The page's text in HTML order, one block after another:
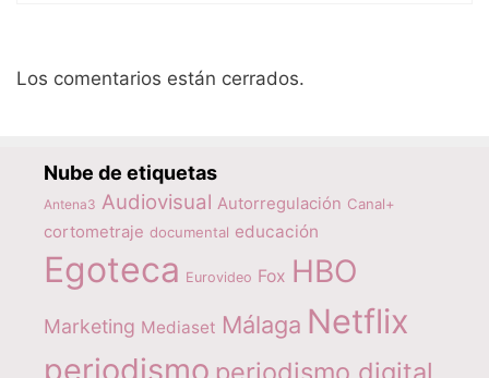
Los comentarios están cerrados.
Nube de etiquetas
Antena3 Audiovisual Autorregulación Canal+
cortometraje documental educación
Egoteca Eurovideo Fox HBO
Marketing Mediaset Málaga Netflix
periodismo